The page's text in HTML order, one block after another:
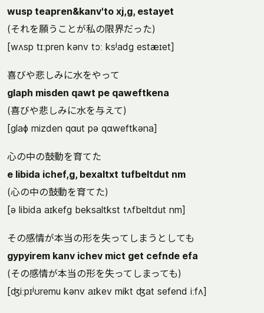
wusp teapren&kanv'to xj,g, estayet
(それを願うことが私の限界だった)
[wʌsp tɪːpren kənv tɔː ksʲadg estæɪet]
喜びや悲しみに水をやって
glaph misden qawt pe qaweftkena
(喜びや悲しみに水を与えて)
[glaɸ mizden qɑut pə qɑweftkəna]
心の中の鼓動を育てた
e libida ichef,g, bexaltxt tufbeltdut nm
(心の中の鼓動を育てた)
[ə libida aɪkefg beksaltkst tʌfbeltdut nm]
その感情が本当の形を失ってしまうとしても
gypyirem kanv ichev mict get cefnde efa
(その感情が本当の形を失ってしまっても)
[ʤiːpɪʲʊremu kənv aɪkev mikt ʤat sefend iːfʌ]